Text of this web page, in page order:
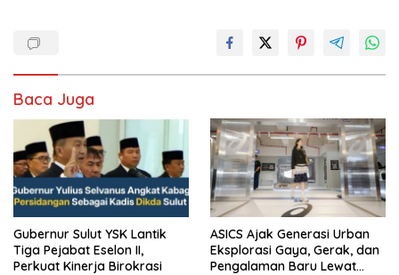
Baca Juga
Gubernur Sulut YSK Lantik
Tiga Pejabat Eselon II,
Perkuat Kinerja Birokrasi
ASICS Ajak Generasi Urban
Eksplorasi Gaya, Gerak, dan
Pengalaman Baru Lewat